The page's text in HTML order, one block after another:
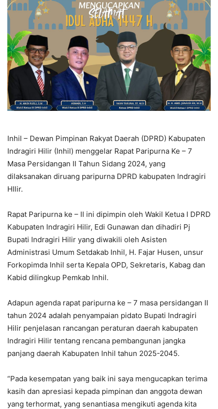
Inhil – Dewan Pimpinan Rakyat Daerah (DPRD) Kabupaten
Indragiri Hilir (Inhil) menggelar Rapat Paripurna Ke – 7
Masa Persidangan II Tahun Sidang 2024, yang
dilaksanakan diruang paripurna DPRD kabupaten Indragiri
HIlir.
Rapat Paripurna ke – II ini dipimpin oleh Wakil Ketua I DPRD
Kabupaten Indragiri Hilir, Edi Gunawan dan dihadiri Pj
Bupati Indragiri Hilir yang diwakili oleh Asisten
Administrasi Umum Setdakab Inhil, H. Fajar Husen, unsur
Forkopimda Inhil serta Kepala OPD, Sekretaris, Kabag dan
Kabid dilingkup Pemkab Inhil.
Adapun agenda rapat paripurna ke – 7 masa persidangan II
tahun 2024 adalah penyampaian pidato Bupati Indragiri
Hilir penjelasan rancangan peraturan daerah kabupaten
Indragiri Hilir tentang rencana pembangunan jangka
panjang daerah Kabupaten Inhil tahun 2025-2045.
“Pada kesempatan yang baik ini saya mengucapkan terima
kasih dan apresiasi kepada pimpinan dan anggota dewan
yang terhormat, yang senantiasa mengikuti agenda kita